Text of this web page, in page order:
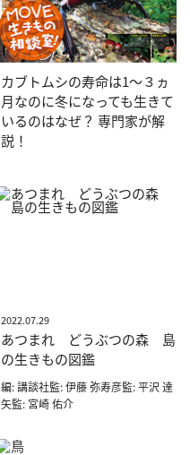
カブトムシの寿命は1〜３ヵ
月なのに冬になっても生きて
いるのはなぜ？ 専門家が解
説！
2022.07.29
あつまれ どうぶつの森 島
の生きもの図鑑
編: 講談社監: 伊藤 弥寿彦監: 平沢 達
矢監: 宮崎 佑介